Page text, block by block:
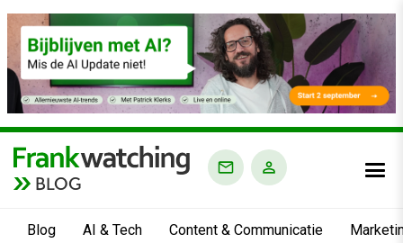
BLOG
Blog AI & Tech Content & Communicatie